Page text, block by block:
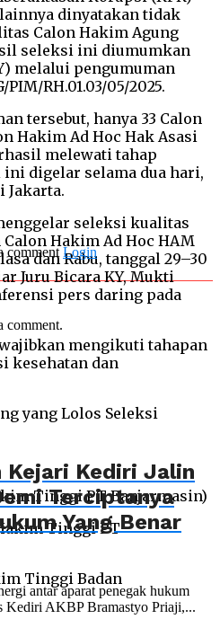
dinyatakan tidak
Calon Hakim Agung
seleksi ini diumumkan
melalui pengumuman
RH.01.03/05/2025.
tersebut, hanya 33 Calon
Hakim Ad Hoc Hak Asasi
melewati tahap
digelar selama dua hari,
Jakarta.
seleksi kualitas
Hakim Ad Hoc HAM
dan Rabu, tanggal 29–30
Juru Bicara KY, Mukti
pers daring pada
mengikuti tahapan
kesehatan dan
yang Lolos Seleksi
Tinggi PT Banjarmasin)
Tinggi PT
Tinggi Badan
comment Login
comment.
Kejari Kediri Jalin
Terciptanya
Yang Benar
antar aparat penegak hukum
Kediri AKBP Bramastyo Priaji,...